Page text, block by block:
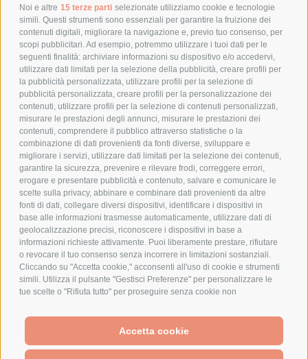
Noi e altre 15 terze parti selezionate utilizziamo cookie e tecnologie
simili. Questi strumenti sono essenziali per garantire la fruizione dei
contenuti digitali, migliorare la navigazione e, previo tuo consenso, per
scopi pubblicitari. Ad esempio, potremmo utilizzare i tuoi dati per le
seguenti finalità: archiviare informazioni su dispositivo e/o accedervi,
utilizzare dati limitati per la selezione della pubblicità, creare profili per
la pubblicità personalizzata, utilizzare profili per la selezione di
pubblicità personalizzata, creare profili per la personalizzazione dei
contenuti, utilizzare profili per la selezione di contenuti personalizzati,
misurare le prestazioni degli annunci, misurare le prestazioni dei
contenuti, comprendere il pubblico attraverso statistiche o la
combinazione di dati provenienti da fonti diverse, sviluppare e
migliorare i servizi, utilizzare dati limitati per la selezione dei contenuti,
garantire la sicurezza, prevenire e rilevare frodi, correggere errori,
erogare e presentare pubblicità e contenuto, salvare e comunicare le
scelte sulla privacy, abbinare e combinare dati provenienti da altre
fonti di dati, collegare diversi dispositivi, identificare i dispositivi in
base alle informazioni trasmesse automaticamente, utilizzare dati di
geolocalizzazione precisi, riconoscere i dispositivi in base a
informazioni richieste attivamente. Puoi liberamente prestare, rifiutare
o revocare il tuo consenso senza incorrere in limitazioni sostanziali.
Cliccando su "Accetta cookie," acconsenti all'uso di cookie e strumenti
simili. Utilizza il pulsante "Gestisci Preferenze" per personalizzare le
tue scelte o "Rifiuta tutto" per proseguire senza cookie non
momento cliccando sul link "Preferenze Cookie" in fondo alla pagina o
sull'icona dello scudo in basso a sinistra. Le tue preferenze si
applicheranno al solo dispositivo in uso.
Accetta cookie
POLICY
PRIVACY POLICY
COOKIE POLICY
PAGAMENTI SICURI
AZIENDA
CHI SIAMO
MARCHI TRATTATI
CONDOMINI
Bonifico
Bancario
SPESA ELETTRICA SOCIETA CONSORTILE A RESPONSABILITA LIMITATA - VIALE
MILANOFIORI, STRADA 4 - PALAZZO A5 20057, ASSAGO MILANO - PARTITA IVA
We use cookies (and other similar technologies) to collect data
to improve your shopping experience.
By using our website,